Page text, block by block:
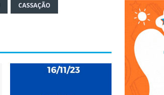
CASSAÇÃO